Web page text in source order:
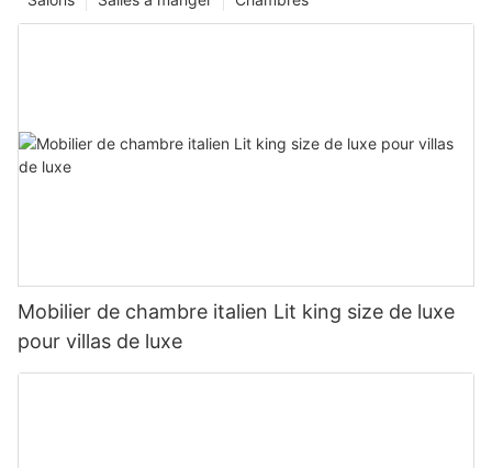
Mobilier de chambre italien Lit king size de luxe
pour villas de luxe